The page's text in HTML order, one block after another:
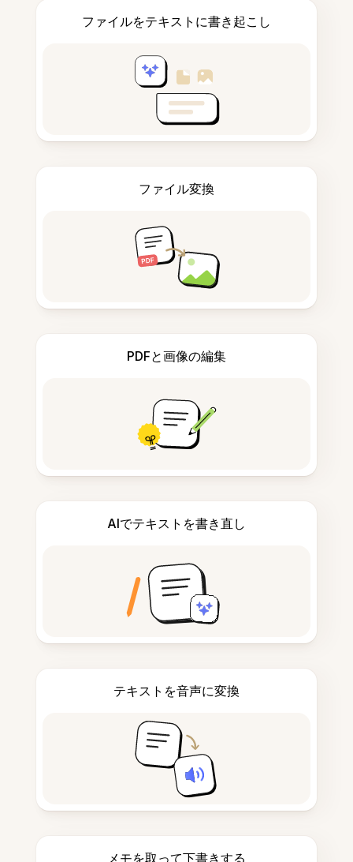
ファイルをテキストに書き起こし
ファイル変換
PDFと画像の編集
AIでテキストを書き直し
テキストを音声に変換
メモを取って下書きする